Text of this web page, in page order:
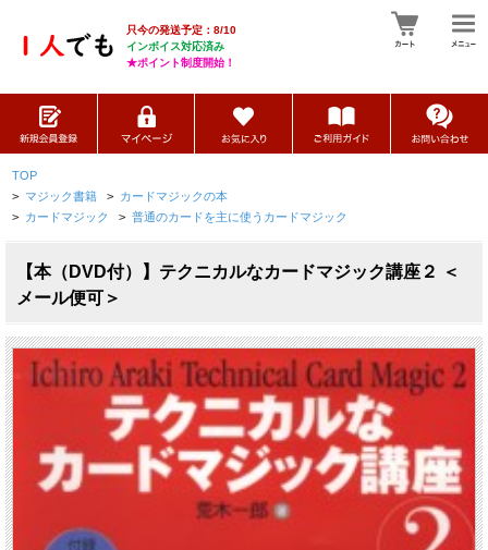
只今の発送予定：8/10
インボイス対応済み
★ポイント制度開始！
TOP
> マジック書籍 > カードマジックの本
> カードマジック > 普通のカードを主に使うカードマジック
【本（DVD付）】テクニカルなカードマジック講座２ ＜
メール便可＞